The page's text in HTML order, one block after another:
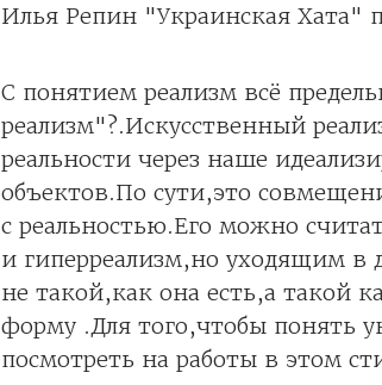
Илья Репин "Украинская Хата"
С понятием реализм всё
реализм"?.Искусственный
реальности через наше
объектов.По сути,это
с реальностью.Его можно
и гиперреализм,но уходящим в
не такой,как она есть,а такой
форму .Для того,чтобы понять
посмотреть на работы в этом